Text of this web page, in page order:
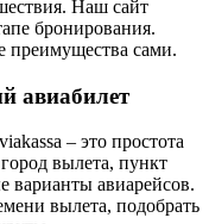
Наш сайт
бронирования.
преимущества сами.
авиабилет
– это простота
вылета, пункт
варианты авиарейсов.
вылета, подобрать